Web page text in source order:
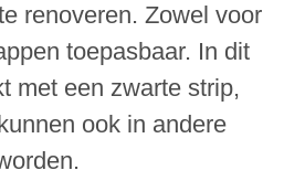
renoveren. Zowel voor
toepasbaar. In dit
met een zwarte strip,
ook in andere